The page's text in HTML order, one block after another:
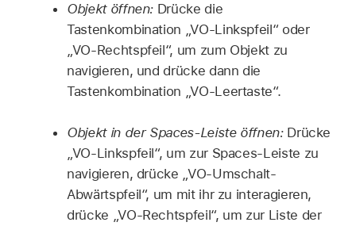
Objekt öffnen: Drücke die
Tastenkombination „VO-Linkspfeil“ oder
„VO-Rechtspfeil“, um zum Objekt zu
navigieren, und drücke dann die
Tastenkombination „VO-Leertaste“.
Objekt in der Spaces-Leiste öffnen:Drücke
„VO-Linkspfeil“, um zur Spaces-Leiste zu
navigieren, drücke „VO-Umschalt-
Abwärtspfeil“, um mit ihr zu interagieren,
drücke „VO-Rechtspfeil“, um zur Liste der